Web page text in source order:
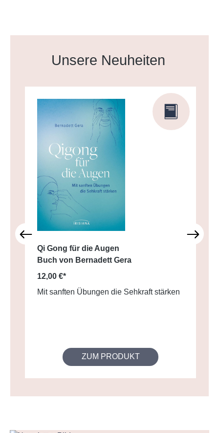
Produktgalerie überspringen
Unsere Neuheiten
Qi Gong für die Augen
Buch von Bernadett Gera
12,00 €*
Mit sanften Übungen die Sehkraft stärken
ZUM PRODUKT